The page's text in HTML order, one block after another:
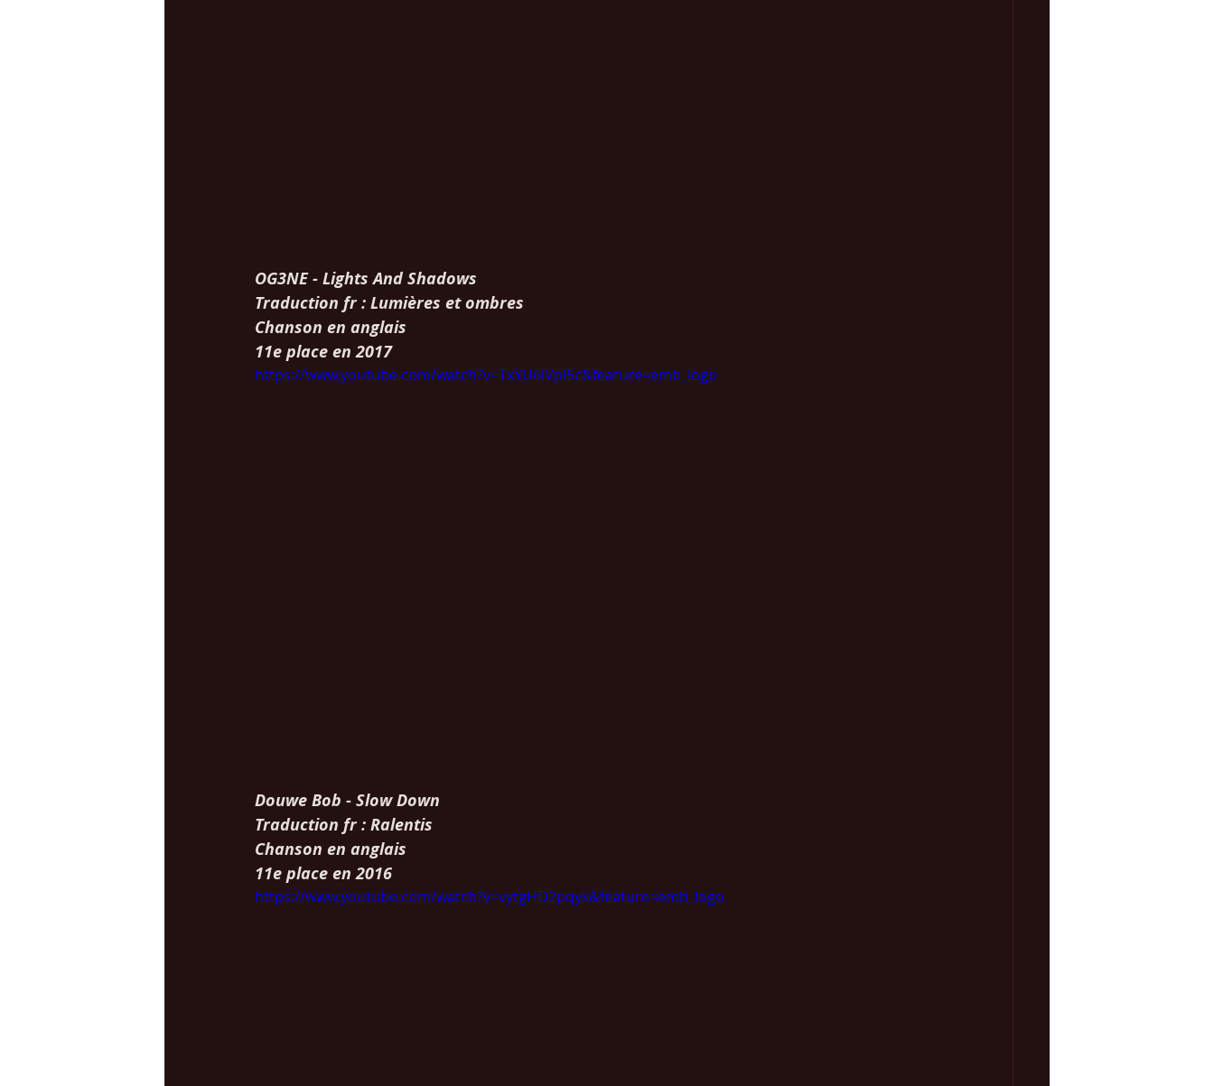
OG3NE - Lights And Shadows
Traduction fr : Lumières et ombres
Chanson en anglais
11e place en 2017
https://www.youtube.com/watch?v=TxYU6iVpI5c&feature=emb_logo
Douwe Bob - Slow Down
Traduction fr : Ralentis
Chanson en anglais
11e place en 2016
https://www.youtube.com/watch?v=vytgHD2pqyk&feature=emb_logo